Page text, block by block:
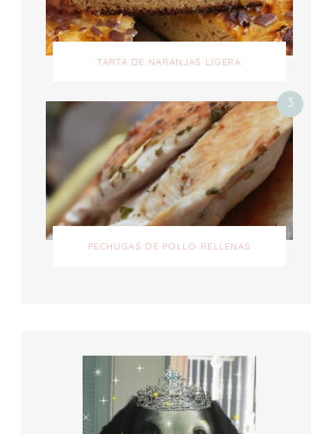
TARTA DE NARANJAS LIGERA
PECHUGAS DE POLLO RELLENAS